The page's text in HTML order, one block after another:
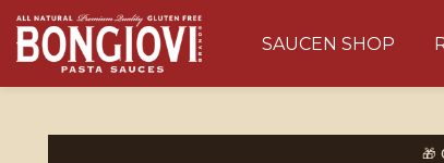
Skip to main content
SAUCEN SHOP
🎁